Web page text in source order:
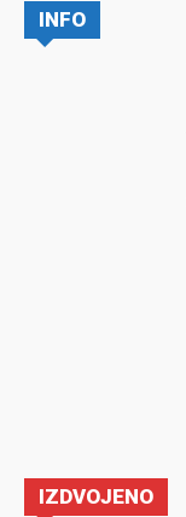
INFO
IZDVOJENO